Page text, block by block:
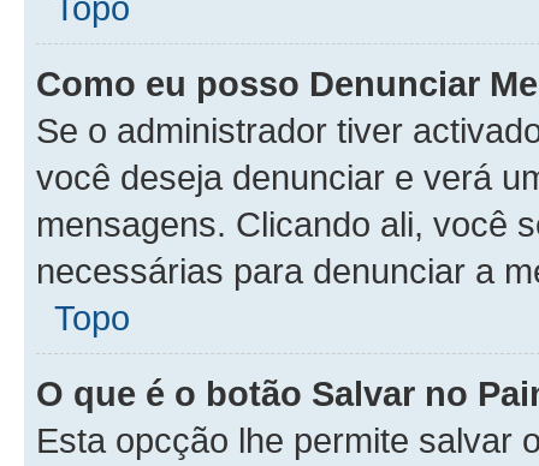
Como eu posso Denunciar
Se o administrador tiver
você deseja denunciar e verá
mensagens. Clicando ali, você
necessárias para denunciar a
Topo
O que é o botão Salvar no
Esta opcção lhe permite salvar